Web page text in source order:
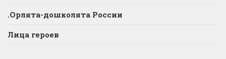
.Орлята-дошколята России
Лица героев